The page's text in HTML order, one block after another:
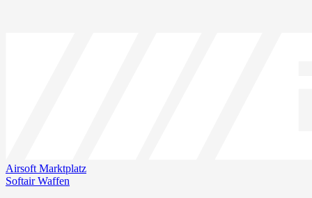
Airsoft Marktplatz
Softair Waffen